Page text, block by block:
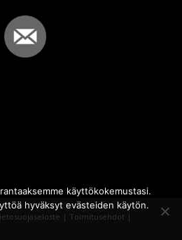
| Toimitusehdot |
käyttökokemustasi.
hyväksyt evästeiden käytön.